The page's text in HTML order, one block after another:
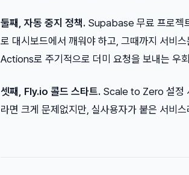
둘째, 자동 중지 정책. Supabase 무료 프로젝
로 대시보드에서 깨워야 하고, 그때까지 서비
Actions로 주기적으로 더미 요청을 보내는 우
셋째, Fly.io 콜드 스타트. Scale to Zero 설정
라면 크게 문제없지만, 실사용자가 붙은 서비